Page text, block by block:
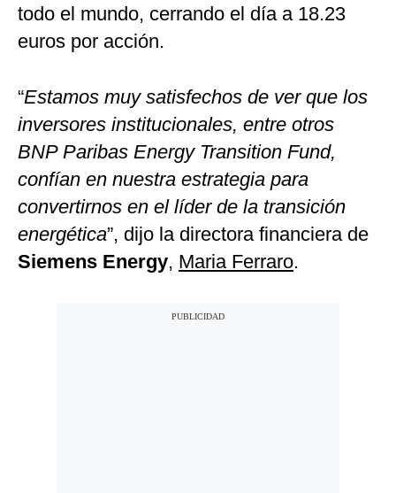
todo el mundo, cerrando el día a 18.23
euros por acción.
“Estamos muy satisfechos de ver que los
inversores institucionales, entre otros
BNP Paribas Energy Transition Fund,
confían en nuestra estrategia para
convertirnos en el líder de la transición
energética”, dijo la directora financiera de
Siemens Energy, Maria Ferraro.